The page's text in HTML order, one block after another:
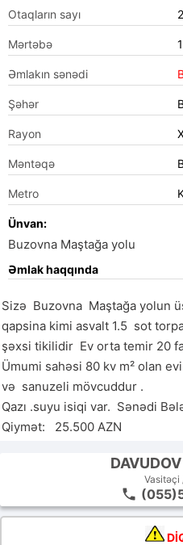
Otaqların sayı 2
Mərtəbə 1
Əmlakın sənədi
Şəhər
Rayon
Məntəqə
Metro
Ünvan:
Buzovna Maştağa yolu
Əmlak haqqında
Sizə  Buzovna  Maştağa yolun
qapsina kimi asvalt 1.5  sot
şəxsi tikilidir  Ev orta temir 20
Ümumi sahəsi 80 kv m² olan
və  sanuzeli mövcuddur .
Qazı .suyu isiqi var.  Sənədi
Qiymət:   25.500 AZN
Vasitəçi